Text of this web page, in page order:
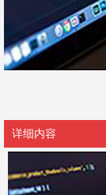
详细内容